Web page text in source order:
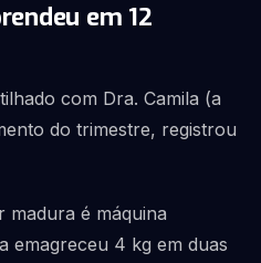
em 12
com Dra. Camila (a
do trimestre, registrou
madura é máquina
emagreceu 4 kg em duas